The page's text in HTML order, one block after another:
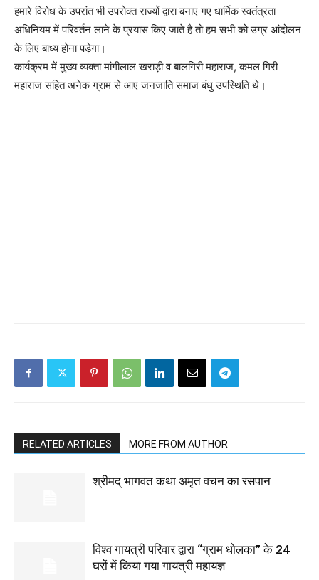
हमारे विरोध के उपरांत भी उपरोक्त राज्यों द्वारा बनाए गए धार्मिक स्वतंत्रता
अधिनियम में परिवर्तन लाने के प्रयास किए जाते है तो हम सभी को उग्र आंदोलन
के लिए बाध्य होना पड़ेगा।
कार्यक्रम में मुख्य व्यक्ता मांगीलाल खराड़ी व बालगिरी महाराज, कमल गिरी
महाराज सहित अनेक ग्राम से आए जनजाति समाज बंधु उपस्थिति थे।
RELATED ARTICLES MORE FROM AUTHOR
श्रीमद् भागवत कथा अमृत वचन का रसपान
विश्व गायत्री परिवार द्वारा “ग्राम धोलका” के 24
घरों में किया गया गायत्री महायज्ञ